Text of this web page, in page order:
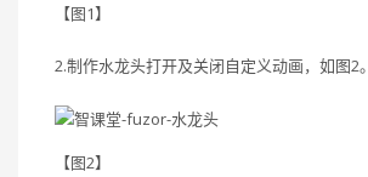
【图1】
2.制作水龙头打开及关闭自定义动画，如图2。
【图2】